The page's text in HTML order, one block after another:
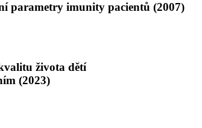
parametry imunity pacientů (2007)
života dětí
(2023)